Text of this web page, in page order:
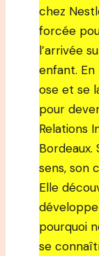
chez
forcée
l’arrivée
enfant.
ose et se
pour
Relations
sens, son
Elle
pourquoi
se